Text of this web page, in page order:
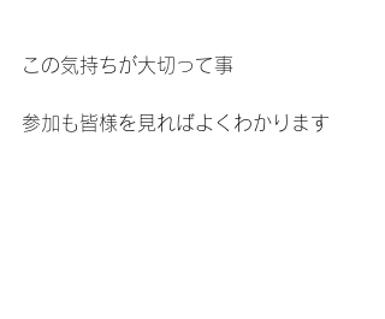
この気持ちが大切って事
参加も皆様を見ればよくわかります